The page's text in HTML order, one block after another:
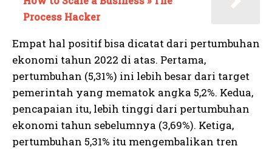
Process Hacker
Empat hal positif bisa dicatat dari pertumbuhan
ekonomi tahun 2022 di atas. Pertama,
pertumbuhan (5,31%) ini lebih besar dari target
pemerintah yang mematok angka 5,2%. Kedua,
pencapaian itu, lebih tinggi dari pertumbuhan
ekonomi tahun sebelumnya (3,69%). Ketiga,
pertumbuhan 5,31% itu mengembalikan tren